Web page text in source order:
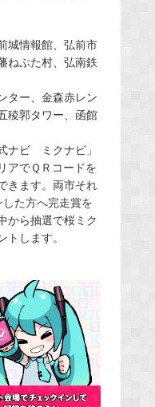
城情報館、弘前市
ねぷた村、弘南鉄
ター、金森赤レン
稜郭タワー、函館
ナビ ミクナビ」
アでＱＲコードを
きます。両市それ
た方へ完走賞を
から抽選で桜ミク
します。